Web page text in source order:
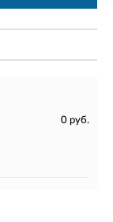
0 руб.